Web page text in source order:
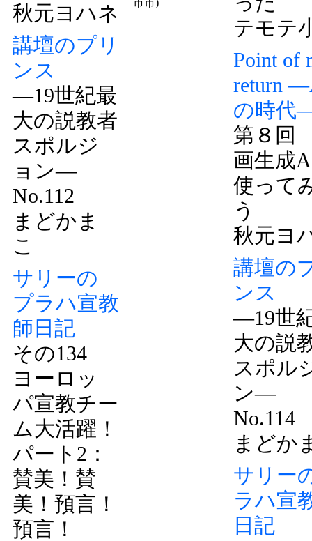
秋元ヨハネ
講壇のプリ
ンス
―19世紀最
大の説教者
スポルジ
ョン―
No.112
まどかま
こ
サリーの
プラハ宣教
師日記
その134
ヨーロッ
パ宣教チー
ム大活躍！
パート2：
賛美！賛
美！預言！
預言！
テモテ
Point of
return
の時代
第８回
画生成
使って
う
秋元ヨ
講壇の
ンス
―19世
大の説
スポル
ン―
No.114
まどか
サリー
ラハ宣
日記